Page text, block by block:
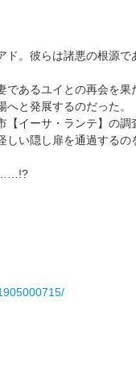
。彼らは諸悪の根源
であるユイとの再会を
と発展するのだった。
イーサ・ランテ】の
い隠し扉を通過するの
……!?